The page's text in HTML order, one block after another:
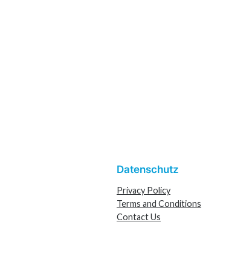
Datenschutz
Privacy Policy
Terms and Conditions
Contact Us